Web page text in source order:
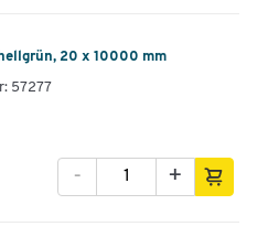
20 x 10000 mm
57277
+
-